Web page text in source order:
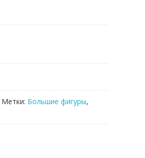
Метки: Большие фигуры,